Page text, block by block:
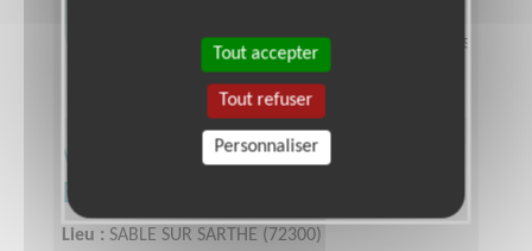
Visiteur auprès de résidents en
Ehpad
Lieu : SABLE SUR SARTHE (72300)
Tout accepter
Tout refuser
Personnaliser